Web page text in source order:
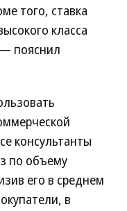
того, ставка
класса
пояснил
консультанты
по объему
его в среднем
в